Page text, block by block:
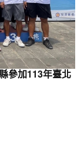
參加113年臺北